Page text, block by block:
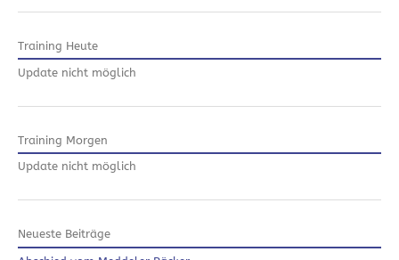
Training Heute
Update nicht möglich
Training Morgen
Update nicht möglich
Neueste Beiträge